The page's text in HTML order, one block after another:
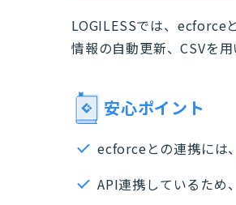
LOGILESSでは、ecforce
情報の自動更新、CSVを
安心ポイント
ecforceとの連携には
API連携しているため